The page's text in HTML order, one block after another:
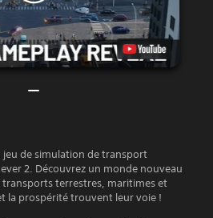
jeu de simulation de transport
2. Découvrez un monde nouveau
terrestres, maritimes et
la prospérité trouvent leur voie !